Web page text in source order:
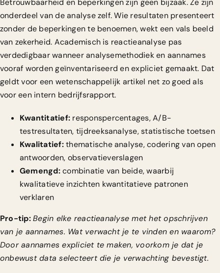
Betrouwbaarheid en beperkingen zijn geen bijzaak. Ze zijn
onderdeel van de analyse zelf. Wie resultaten presenteert
zonder de beperkingen te benoemen, wekt een vals beeld
van zekerheid. Academisch is reactieanalyse pas
verdedigbaar wanneer analysemethodiek en aannames
vooraf worden geïnventariseerd en expliciet gemaakt. Dat
geldt voor een wetenschappelijk artikel net zo goed als
voor een intern bedrijfsrapport.
Kwantitatief: responspercentages, A/B-
testresultaten, tijdreeksanalyse, statistische toetsen
Kwalitatief:thematische analyse, codering van open
antwoorden, observatieverslagen
Gemengd:combinatie van beide, waarbij
kwalitatieve inzichten kwantitatieve patronen
verklaren
Pro-tip: Begin elke reactieanalyse met het opschrijven
van je aannames. Wat verwacht je te vinden en waarom?
Door aannames expliciet te maken, voorkom je dat je
onbewust data selecteert die je verwachting bevestigt.